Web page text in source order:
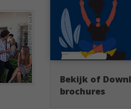
Bekijk of
brochures